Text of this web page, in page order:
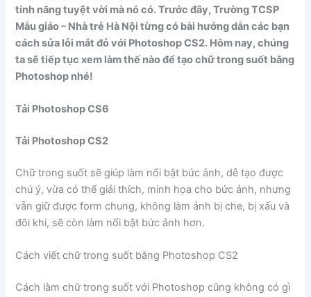
tính năng tuyệt vời mà nó có. Trước đây, Trường TCSP
Mẫu giáo – Nhà trẻ Hà Nội từng có bài hướng dẫn các bạn
cách sửa lỗi mắt đỏ với Photoshop CS2. Hôm nay, chúng
ta sẽ tiếp tục xem làm thế nào để tạo chữ trong suốt bằng
Photoshop nhé!
Tải Photoshop CS6
Tải Photoshop CS2
Chữ trong suốt sẽ giúp làm nổi bật bức ảnh, dễ tạo được
chú ý, vừa có thể giải thích, minh họa cho bức ảnh, nhưng
vẫn giữ được form chung, không làm ảnh bị che, bị xấu và
đôi khi, sẽ còn làm nổi bật bức ảnh hơn.
Cách viết chữ trong suốt bằng Photoshop CS2
Cách làm chữ trong suốt với Photoshop cũng không có gì